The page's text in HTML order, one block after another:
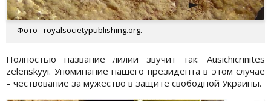
Фото - royalsocietypublishing.org.
Полностью название лилии звучит так: Ausichicrinites
zelenskyyi. Упоминание нашего президента в этом случае
– чествование за мужество в защите свободной Украины.